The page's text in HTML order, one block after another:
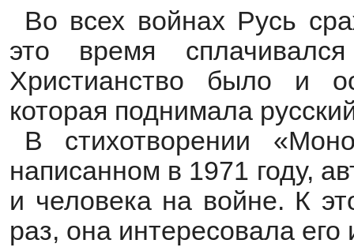
Во всех войнах Русь
это время
Христианство было и
которая поднимала
В стихотворении
написанном в 1971 году,
и человека на войне. К
раз, она интересовала его